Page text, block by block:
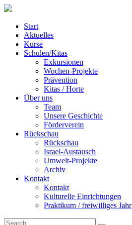
Start
Aktuelles
Kurse
Schulen/Kitas
Exkursionen
Wochen-Projekte
Prävention
Kitas / Horte
Über uns
Team
Unsere Geschichte
Förderverein
Rückschau
Rückschau
Israel-Austausch
Umwelt-Projekte
Archiv
Kontakt
Kontakt
Kulturelle Einrichtungen
Praktikum / freiwilliges Jahr